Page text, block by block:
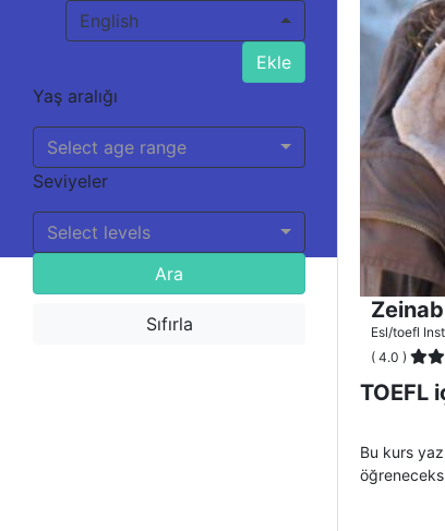
English
Ekle
Yaş aralığı
Select age range
Seviyeler
Select levels
Ara
Sıfırla
Zeinab
Esl/toefl
( 4.0 )
TOEFL
Bu kurs